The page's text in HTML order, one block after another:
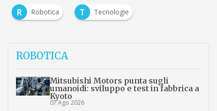
R
Robotica T Tecnologie
ROBOTICA
Mitsubishi Motors punta sugli
umanoidi: sviluppo e test in fabbrica a
Kyoto
07 Ago 2026